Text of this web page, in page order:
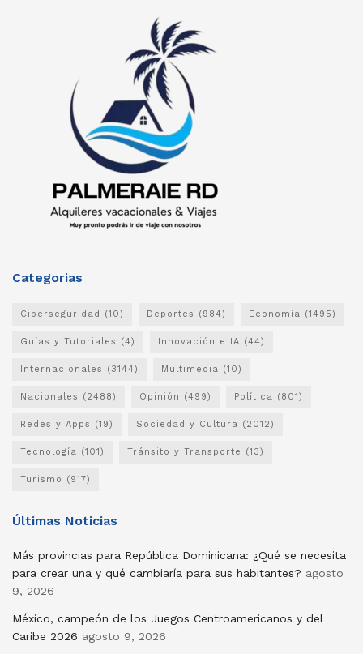
Categorias
Ciberseguridad (10) Deportes (984) Economía (1495)
Guías y Tutoriales (4) Innovación e IA (44)
Internacionales (3144) Multimedia (10)
Nacionales (2488) Opinión (499) Política (801)
Redes y Apps (19) Sociedad y Cultura (2012)
Tecnología (101) Tránsito y Transporte (13)
Turismo (917)
Últimas Noticias
Más provincias para República Dominicana: ¿Qué se necesita
para crear una y qué cambiaría para sus habitantes? agosto
9, 2026
México, campeón de los Juegos Centroamericanos y del
Caribe 2026 agosto 9, 2026